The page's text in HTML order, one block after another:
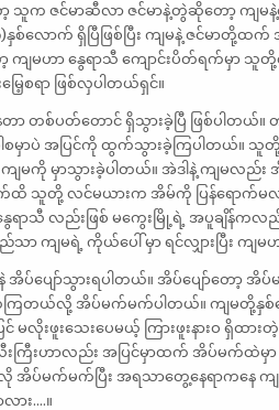
သူက ဇင်မာဆီလာ ဇင်မာနဲ့တွဲဆိုတော့ ကျမ
လောက် ရှိပြီဖြစ်ပြီး ကျမနဲ့ ဇင်မာတို့ထ
ျမဟာ နွေရာသီ ကျောင်းပိတ်ရက်မှာ သူတို့
ေ့စရာ ဖြစ်လှပါတယ်ရှင်။
ာ တစ်ပတ်တောင် ရှိသွားခဲ့ပြီ ဖြစ်ပါတယ်
ါစမှာပဲ အပြင်ကို ထွက်သွားခဲ့ကြပါတယ်။ သူတို့
ကျမကို မှာသွားခဲ့ပါတယ်။ အဲဒါနဲ့ ကျမလည်
ာက်ထိ သူတို့ လင်မယားက အိမ်ကို ပြန်ရောက်
ေရာသီ လည်းဖြစ် မကွေးမြို့ရဲ့ အပူချိန်က
ကျမရဲ့ ကိုယ်ပေါ် မှာ ရင်လျှားပြီး ကျမ
ပ်ပျော်သွားရပါတယ်။ အိပ်ပျော်တော့ အိပ်
က်ကြတယ်လို့ အိပ်မက်မက်ပါတယ်။ ကျမတို့နှ
မလိုးဖူးသေးပေမယ့် ကြားဖူးနားဝ ရှိထ
လီးကြီးဟာလည်း အပြင်မှာထက် အိပ်မက်ထဲ
အိပ်မက်မက်ပြီး အရသာတွေ့နေရာကနေ က
ား….။